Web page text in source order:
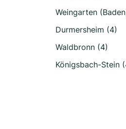
Weingarten
Durmersheim (4)
Waldbronn (4)
Königsbach-Stein